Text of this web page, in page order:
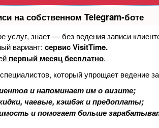
на собственном Telegram-боте
услуг, знает — без ведения записи
вариант: сервис VisitTime.
первый месяц бесплатно.
который упрощает ведение
и напоминает им о визите;
чаевые, кэшбэк и предоплаты;
и помогает больше
Ошибка P2190 Слишком
Горит ошибка